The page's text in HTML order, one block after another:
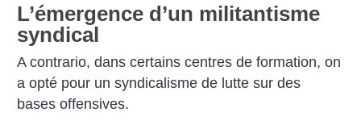
L’émergence d’un militantisme
syndical
A contrario, dans certains centres de formation, on
a opté pour un syndicalisme de lutte sur des
bases offensives.